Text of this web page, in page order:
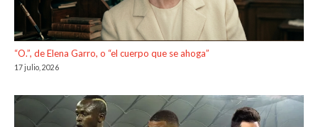
“O.”, de Elena Garro, o “el cuerpo que se ahoga”
17 julio, 2026